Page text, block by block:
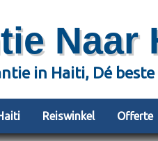
Naar
in Haiti, Dé
Reiswinkel Offerte